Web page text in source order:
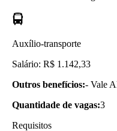
Auxílio-transporte
Salário: R$ 1.142,33
Outros benefícios:- Vale
Quantidade de vagas:3
Requisitos